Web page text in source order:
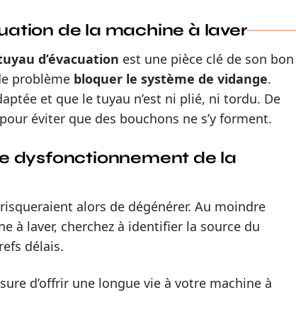
de la machine à laver
d’évacuation est une pièce clé de son bon
problème bloquer le système de vidange.
et que le tuyau n’est ni plié, ni tordu. De
éviter que des bouchons ne s’y forment.
dysfonctionnement de la
alors de dégénérer. Au moindre
à laver, cherchez à identifier la source du
délais.
d’offrir une longue vie à votre machine à